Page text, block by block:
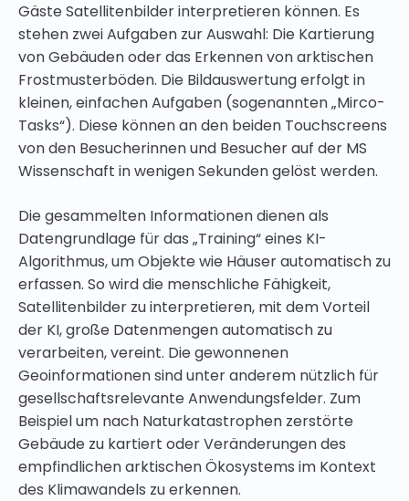
Gäste Satellitenbilder interpretieren können. Es
stehen zwei Aufgaben zur Auswahl: Die Kartierung
von Gebäuden oder das Erkennen von arktischen
Frostmusterböden. Die Bildauswertung erfolgt in
kleinen, einfachen Aufgaben (sogenannten „Mirco-
Tasks“). Diese können an den beiden Touchscreens
von den Besucherinnen und Besucher auf der MS
Wissenschaft in wenigen Sekunden gelöst werden.
Die gesammelten Informationen dienen als
Datengrundlage für das „Training“ eines KI-
Algorithmus, um Objekte wie Häuser automatisch zu
erfassen. So wird die menschliche Fähigkeit,
Satellitenbilder zu interpretieren, mit dem Vorteil
der KI, große Datenmengen automatisch zu
verarbeiten, vereint. Die gewonnenen
Geoinformationen sind unter anderem nützlich für
gesellschaftsrelevante Anwendungsfelder. Zum
Beispiel um nach Naturkatastrophen zerstörte
Gebäude zu kartiert oder Veränderungen des
empfindlichen arktischen Ökosystems im Kontext
des Klimawandels zu erkennen.